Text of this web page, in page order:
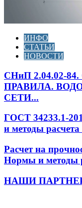
ИНФО
СТАТЬИ
НОВОСТИ
СНиП 2.04.02-
ПРАВИЛА.
СЕТИ...
ГОСТ 34233.1-
и методы
Расчет на
Нормы и методы
НАШИ